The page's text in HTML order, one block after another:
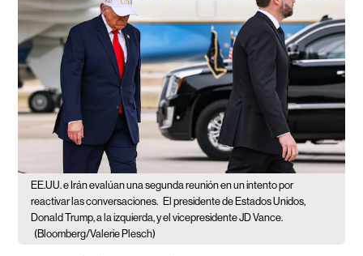
EE.UU. e Irán evalúan una segunda reunión en un intento por
reactivar las conversaciones. El presidente de Estados Unidos,
Donald Trump, a la izquierda, y el vicepresidente JD Vance.
(Bloomberg/Valerie Plesch)